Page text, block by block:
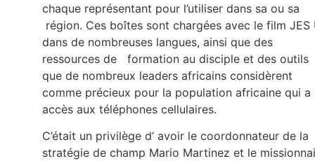
chaque représentant pour l’utiliser dans sa ou sa
région. Ces boîtes sont chargées avec le film JES
dans de nombreuses langues, ainsi que des
ressources de formation au disciple et des outils
que de nombreux leaders africains considèrent
comme précieux pour la population africaine qui a
accès aux téléphones cellulaires.
C’était un privilège d’ avoir le coordonnateur de la
stratégie de champ Mario Martinez et le